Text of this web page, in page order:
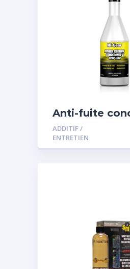
Anti-fuite
pour direction
assistée
ADDITIF /
ENTRETIEN